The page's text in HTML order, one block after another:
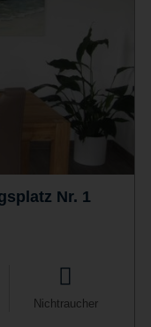
Nr. 1
Nichtraucher